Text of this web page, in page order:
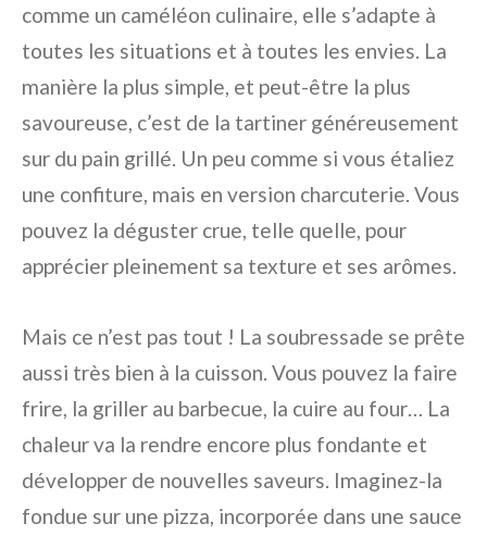
comme un caméléon culinaire, elle s’adapte à
toutes les situations et à toutes les envies. La
manière la plus simple, et peut-être la plus
savoureuse, c’est de la tartiner généreusement
sur du pain grillé. Un peu comme si vous étaliez
une confiture, mais en version charcuterie. Vous
pouvez la déguster crue, telle quelle, pour
apprécier pleinement sa texture et ses arômes.
Mais ce n’est pas tout ! La soubressade se prête
aussi très bien à la cuisson. Vous pouvez la faire
frire, la griller au barbecue, la cuire au four… La
chaleur va la rendre encore plus fondante et
développer de nouvelles saveurs. Imaginez-la
fondue sur une pizza, incorporée dans une sauce